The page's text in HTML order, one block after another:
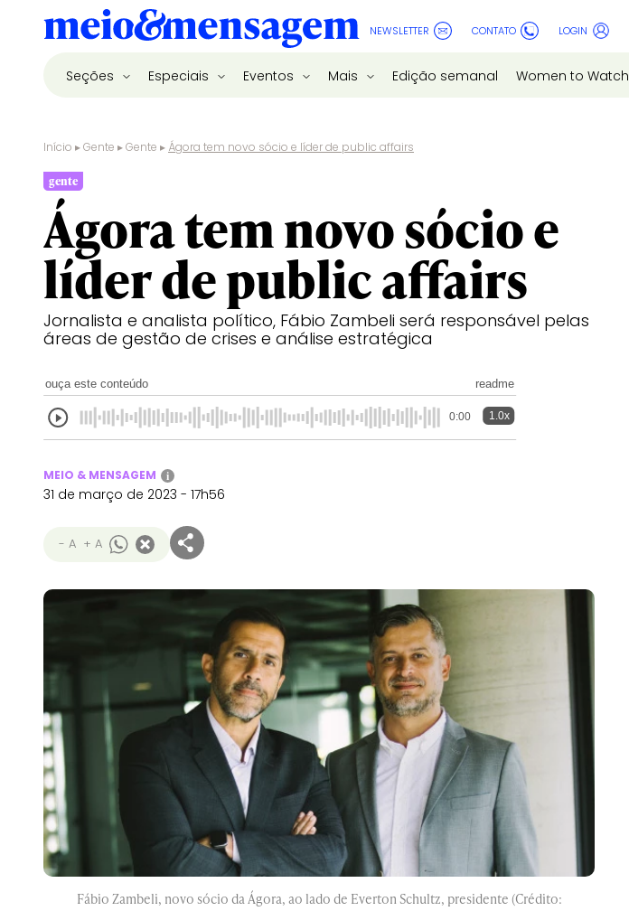
NEWSLETTER CONTATO LOGIN
Seções Especiais Eventos Mais Edição semanal Women to Watch
Início ▸Gente ▸Gente ▸ Ágora tem novo sócio e líder de public affairs
gente
Ágora tem novo sócio e
líder de public affairs
Jornalista e analista político, Fábio Zambeli será responsável pelas
áreas de gestão de crises e análise estratégica
ouça este conteúdo readme
0:00 1.0x
MEIO & MENSAGEM i
31 de março de 2023 - 17h56
- A + A
Fábio Zambeli, novo sócio da Ágora, ao lado de Everton Schultz, presidente (Crédito: